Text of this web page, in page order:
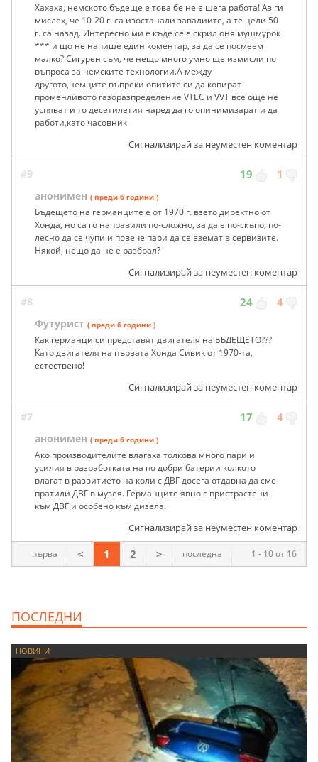
Хахаха, немското бъдеще е това бе не е шега работа! Аз ги
мислех, че 10-20 г. са изостанали завалиите, а те цели 50
г. са назад. Интересно ми е къде се е скрил оня мушмурок
*** и що не напише един коментар, за да се посмеем
малко? Сигурен съм, че нещо много умно ще измисли по
въпроса за немските технологии.А между
другото,немците въпреки опитите си да копират
променливото газоразпределение VTEC и VVT все още не
успяват и то десетилетия наред да го опинимизарат и да
работи,като часовник
Сигнализирай за неуместен коментар
#9 19 1
анонимен ( преди 6 години )
Бъдещето на германците е от 1970 г. взето директно от
Хонда, но са го направили по-сложно, за да е по-скъпо, по-
лесно да се чупи и повече пари да се вземат в сервизите.
Някой, нещо да не е разбрал?
Сигнализирай за неуместен коментар
#8 24 4
Футурист ( преди 6 години )
Как германци си представят двигателя на БЪДЕЩЕТО???
Като двигателя на първата Хонда Сивик от 1970-та,
естествено!
Сигнализирай за неуместен коментар
#7 17 4
анонимен ( преди 6 години )
Ако производителите влагаха толкова много пари и
усилия в разработката на по добри батерии колкото
влагат в развитието на коли с ДВГ досега отдавна да сме
пратили ДВГ в музея. Германците явно с пристрастени
към ДВГ и особено към дизела.
Сигнализирай за неуместен коментар
1 - 10 от 16
първа < 1 2 > последна
ПОСЛЕДНИ
НОВИНИ